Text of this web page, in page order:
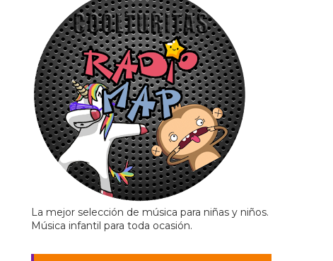
La mejor selección de música para niñas y niños.
Música infantil para toda ocasión.